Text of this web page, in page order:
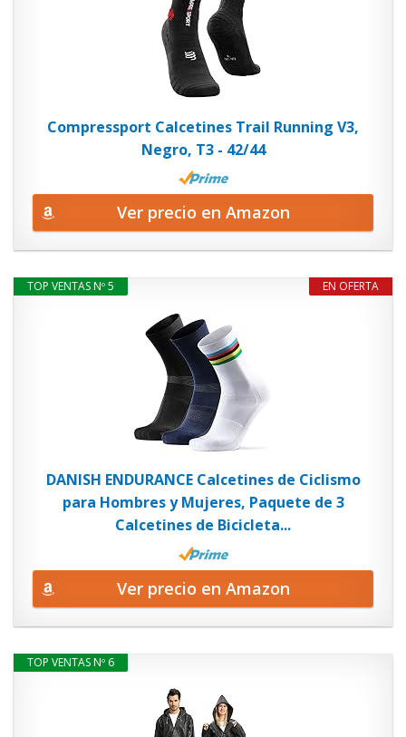
Compressport Calcetines Trail Running V3,
Negro, T3 - 42/44
Ver precio en Amazon
EN OFERTA
TOP VENTAS Nº 5
DANISH ENDURANCE Calcetines de Ciclismo
para Hombres y Mujeres, Paquete de 3
Calcetines de Bicicleta...
Ver precio en Amazon
TOP VENTAS Nº 6